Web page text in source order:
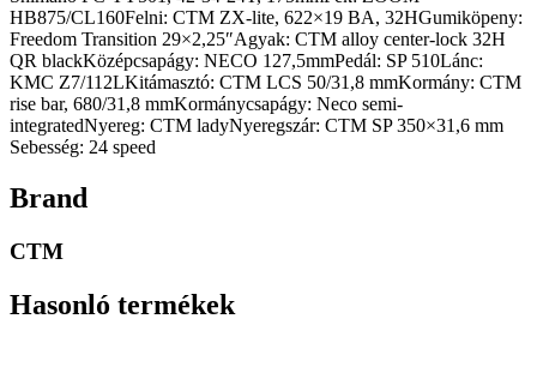
HB875/CL160Felni: CTM ZX-lite, 622×19 BA, 32HGumiköpeny:
Freedom Transition 29×2,25″Agyak: CTM alloy center-lock 32H
QR blackKözépcsapágy: NECO 127,5mmPedál: SP 510Lánc:
KMC Z7/112LKitámasztó: CTM LCS 50/31,8 mmKormány: CTM
rise bar, 680/31,8 mmKormánycsapágy: Neco semi-
integratedNyereg: CTM ladyNyeregszár: CTM SP 350×31,6 mm
Sebesség: 24 speed
Brand
CTM
Hasonló termékek